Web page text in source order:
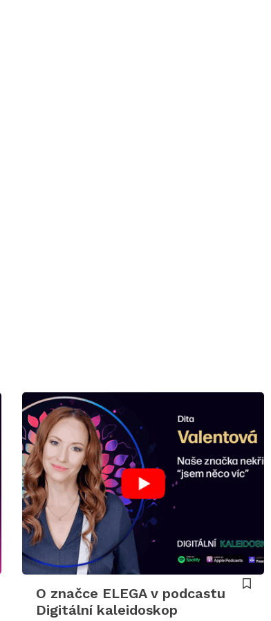
O značce ELEGA v podcastu
Digitální kaleidoskop